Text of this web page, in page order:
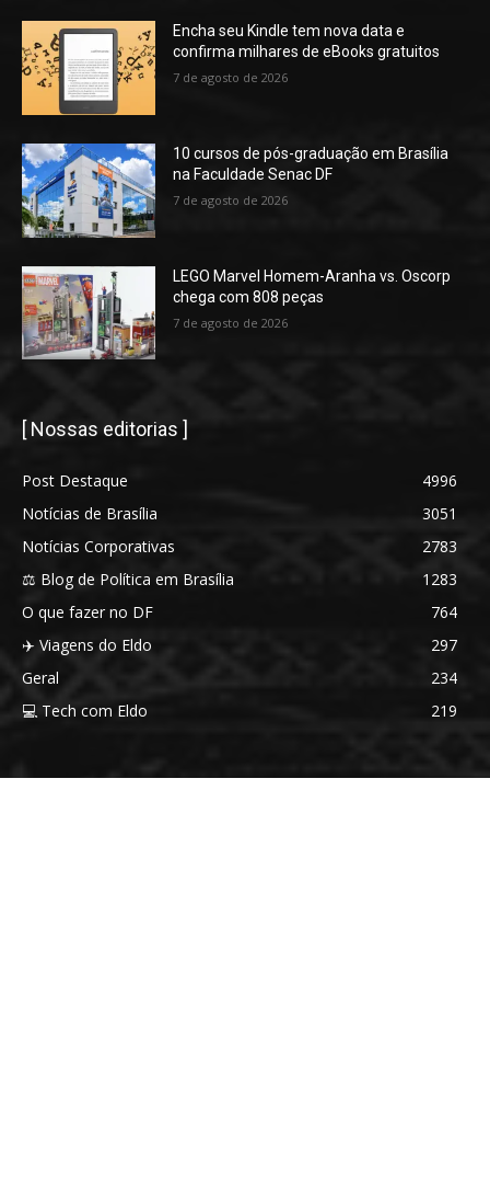
Encha seu Kindle tem nova data e
confirma milhares de eBooks gratuitos
7 de agosto de 2026
10 cursos de pós-graduação em Brasília
na Faculdade Senac DF
7 de agosto de 2026
LEGO Marvel Homem-Aranha vs. Oscorp
chega com 808 peças
7 de agosto de 2026
[ Nossas editorias ]
Post Destaque
4996
Notícias de Brasília
3051
Notícias Corporativas
2783
⚖️ Blog de Política em Brasília
1283
O que fazer no DF
764
✈️ Viagens do Eldo
297
Geral
234
💻 Tech com Eldo
219